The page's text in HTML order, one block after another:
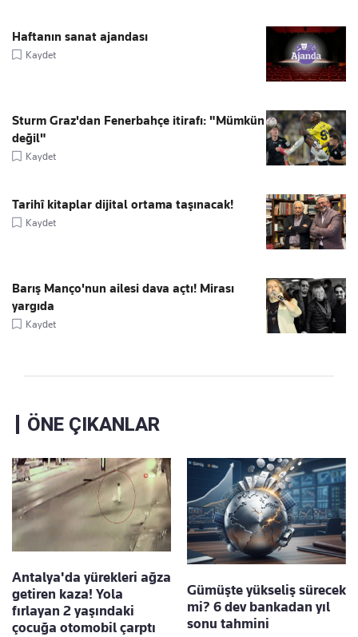
Haftanın sanat ajandası
Kaydet
Sturm Graz'dan Fenerbahçe itirafı: "Mümkün
değil"
Kaydet
Tarihî kitaplar dijital ortama taşınacak!
Kaydet
Barış Manço'nun ailesi dava açtı! Mirası
yargıda
Kaydet
ÖNE ÇIKANLAR
Antalya'da yürekleri ağza
getiren kaza! Yola
fırlayan 2 yaşındaki
çocuğa otomobil çarptı
Gümüşte yükseliş sürecek
mi? 6 dev bankadan yıl
sonu tahmini